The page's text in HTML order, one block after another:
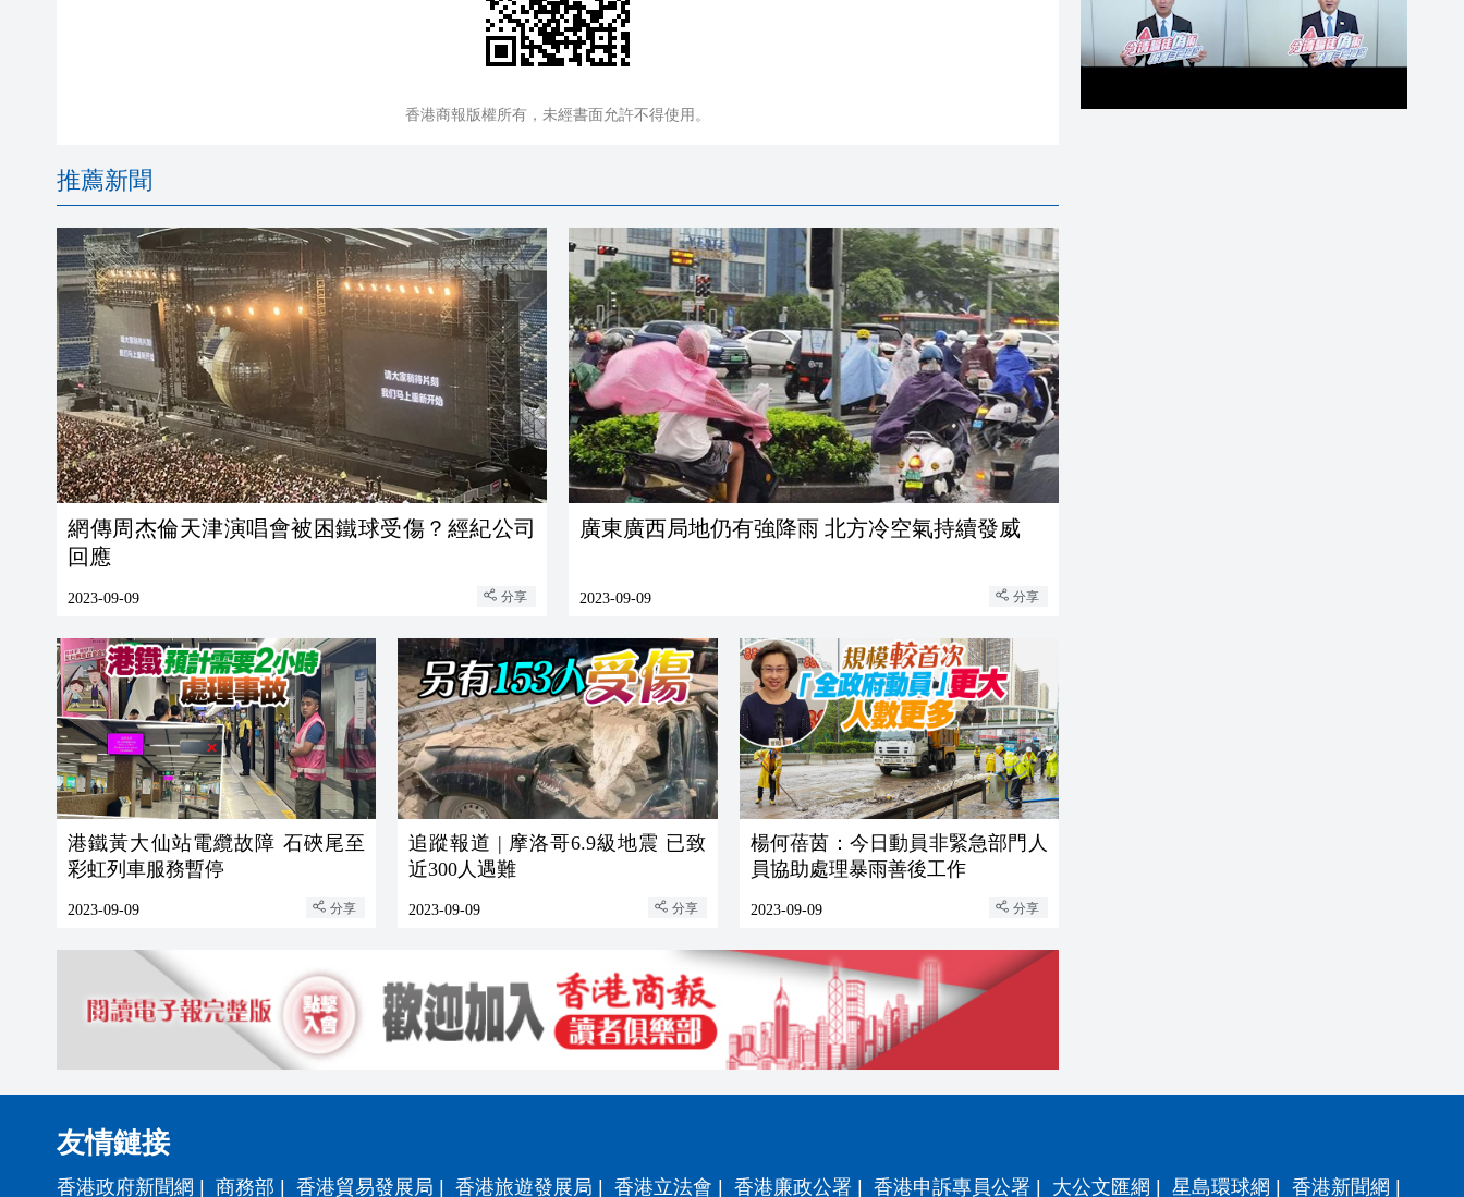
香港商報版權所有，未經書面允許不得使用。
推薦新聞
網傳周杰倫天津演唱會被困鐵球受傷？經紀公司
回應
2023-09-09 分享
廣東廣西局地仍有強降雨 北方冷空氣持續發威
2023-09-09 分享
港鐵黃大仙站電纜故障 石硤尾至
彩虹列車服務暫停
2023-09-09 分享
追蹤報道 | 摩洛哥6.9級地震 已致
近300人遇難
2023-09-09 分享
楊何蓓茵：今日動員非緊急部門人
員協助處理暴雨善後工作
2023-09-09 分享
友情鏈接
香港政府新聞網 商務部 香港貿易發展局 香港旅遊發展局 香港立法會 香港廉政公署 香港申訴專員公署 大公文匯網 星島環球網 香港新聞網